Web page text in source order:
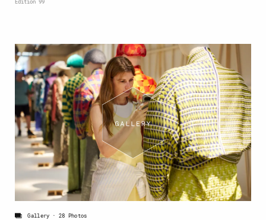
Edition 99
Gallery 28 Photos